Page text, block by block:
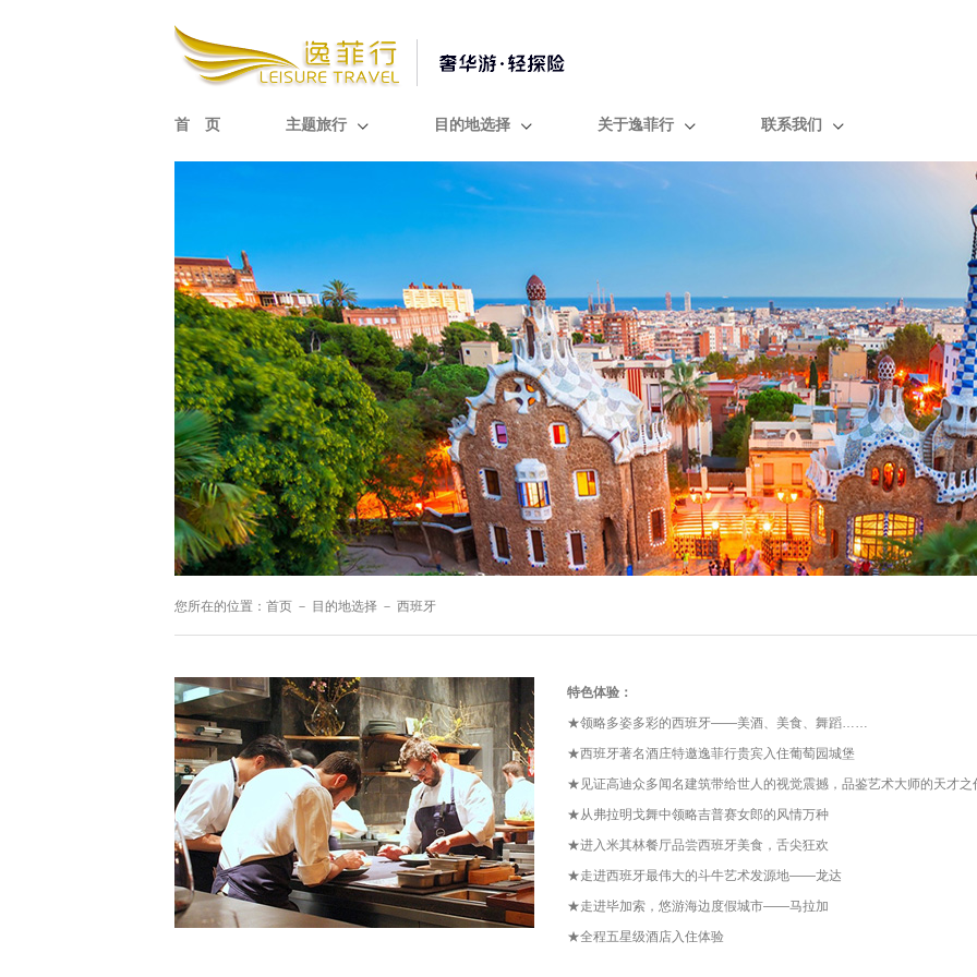
首 页 主题旅行 目的地选择 关于逸菲行 联系我们
您所在的位置： 首页 － 目的地选择 － 西班牙
特色体验：
★领略多姿多彩的西班牙——美酒、美食、舞蹈……
★西班牙著名酒庄特邀逸菲行贵宾入住葡萄园城堡
★ 见证高迪众多闻名建筑带给世人的视觉震撼，品鉴艺术大师的天才之
★从弗拉明戈舞中领略吉普赛女郎的风情万种
★进入米其林餐厅品尝西班牙美食，舌尖狂欢
★走进西班牙最伟大的斗牛艺术发源地——龙达
★走进毕加索，悠游海边度假城市——马拉加
★全程五星级酒店入住体验